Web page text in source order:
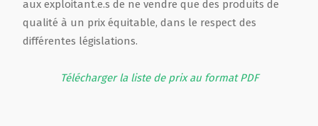
aux exploitant.e.s de ne vendre que des produits de
qualité à un prix équitable, dans le respect des
différentes législations.
Télécharger la liste de prix au format PDF